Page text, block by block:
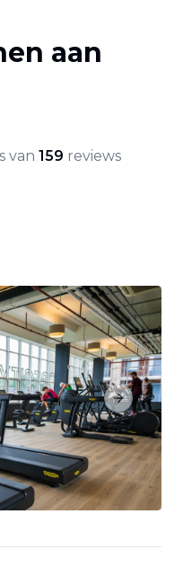
aan
van 159 reviews
Next slide